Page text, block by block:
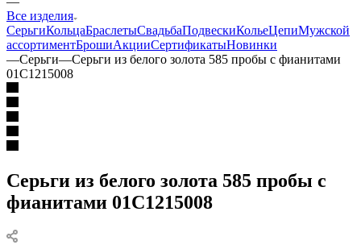
Все изделия
СерьгиКольцаБраслетыСвадьбаПодвескиКольеЦепиМужской
ассортиментБрошиАкцииСертификатыНовинки
—Серьги—Серьги из белого золота 585 пробы с фианитами
01С1215008
Серьги из белого золота 585 пробы с
фианитами 01С1215008